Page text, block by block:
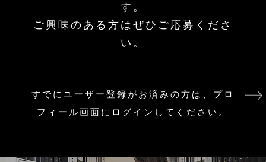
す。
ご興味のある方はぜひご応募くださ
い。
すでにユーザー登録がお済みの方は、プロ
フィール画面にログインしてください。